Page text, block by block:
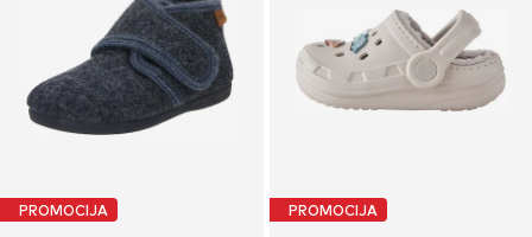
PROMOCIJA PROMOCIJA